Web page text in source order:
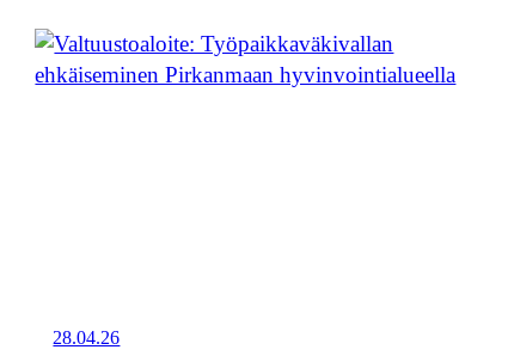
28.04.26